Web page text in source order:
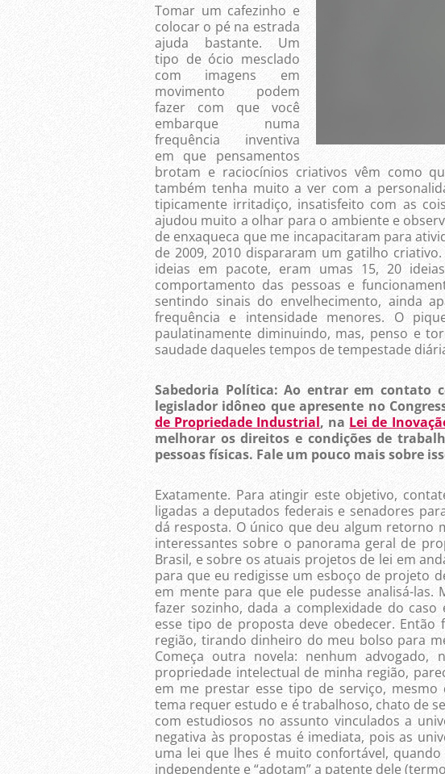
Tomar um cafezinho e
colocar o pé na estrada
ajuda bastante. Um
tipo de ócio mesclado
com imagens em
movimento podem
fazer com que você
embarque numa
frequência inventiva
em que pensamentos
brotam e raciocínios criativos vêm como
também tenha muito a ver com a
tipicamente irritadiço, insatisfeito com as
ajudou muito a olhar para o ambiente e
de enxaqueca que me incapacitaram para
de 2009, 2010 dispararam um gatilho
ideias em pacote, eram umas 15, 20
comportamento das pessoas e
sentindo sinais do envelhecimento, ainda
frequência e intensidade menores. O
paulatinamente diminuindo, mas, penso e
saudade daqueles tempos de tempestade
Sabedoria Política: Ao entrar em contato
legislador idôneo que apresente no
de Propriedade Industrial, na Lei de
melhorar os direitos e condições de
pessoas físicas. Fale um pouco mais sobre
Exatamente. Para atingir este objetivo,
ligadas a deputados federais e senadores
dá resposta. O único que deu algum retorno
interessantes sobre o panorama geral de
Brasil, e sobre os atuais projetos de lei em
para que eu redigisse um esboço de projeto
em mente para que ele pudesse analisá-las.
fazer sozinho, dada a complexidade do
esse tipo de proposta deve obedecer.
região, tirando dinheiro do meu bolso para
Começa outra novela: nenhum advogado,
propriedade intelectual de minha região,
em me prestar esse tipo de serviço,
tema requer estudo e é trabalhoso, chato de
com estudiosos no assunto vinculados a
negativa às propostas é imediata, pois as
uma lei que lhes é muito confortável,
independente e “adotam” a patente dele